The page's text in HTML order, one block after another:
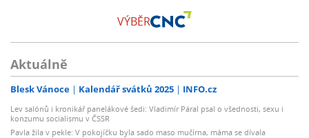
VÝBĚR
Aktuálně
Blesk Vánoce Kalendář svátků 2025 INFO.cz
Lev salónů i kronikář panelákové šedi: Vladimír Páral psal o všednosti, sexu i
konzumu socialismu v ČSSR
Pavla žila v pekle: V pokojíčku byla sado maso mučírna, máma se dívala